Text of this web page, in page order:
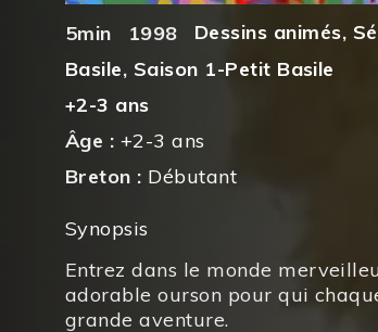
5min 1998 Dessins animés,
Basile, Saison 1-Petit Basile
+2-3 ans
Âge : +2-3 ans
Breton : Débutant
Synopsis
Entrez dans le monde
adorable ourson pour qui
grande aventure.